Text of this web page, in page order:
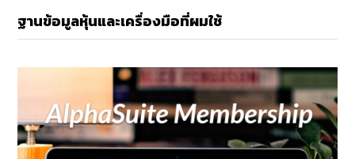
ฐานข้อมูลหุ้นและเครื่องมือที่ผมใช้